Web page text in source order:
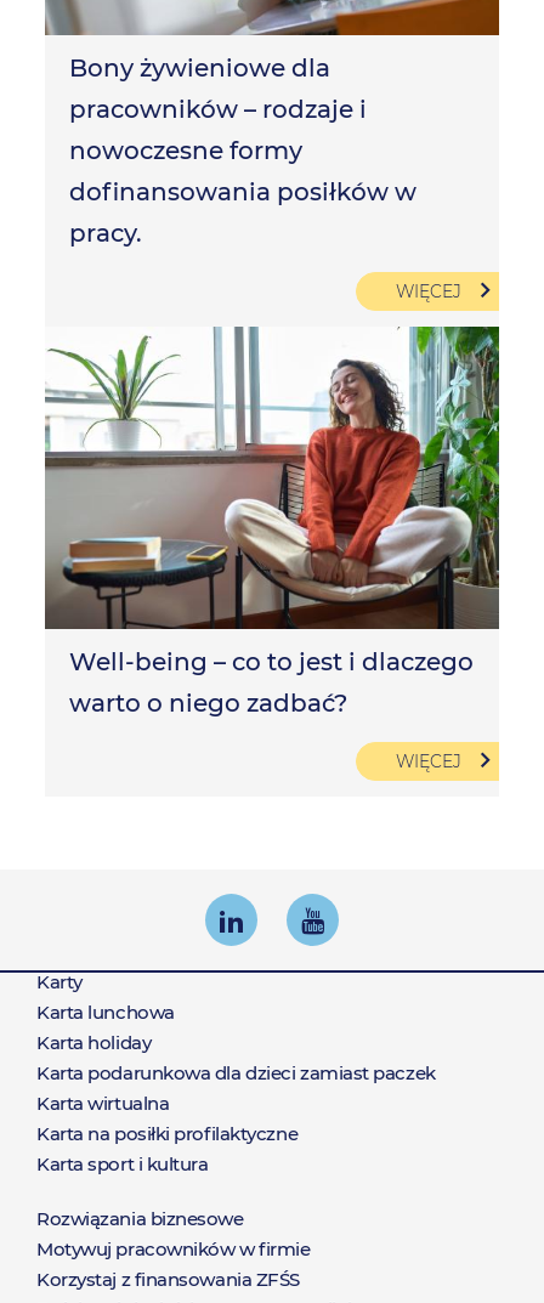
Bony żywieniowe dla
pracowników – rodzaje i
nowoczesne formy
dofinansowania posiłków w
pracy.
WIĘCEJ
Well-being – co to jest i dlaczego
warto o niego zadbać?
WIĘCEJ
Produkty
Karty
Karta lunchowa
Karta holiday
Karta podarunkowa dla dzieci zamiast paczek
Karta wirtualna
Karta na posiłki profilaktyczne
Karta sport i kultura
Rozwiązania
Rozwiązania biznesowe
Motywuj pracowników w firmie
Korzystaj z finansowania ZFŚS